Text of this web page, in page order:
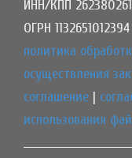
ИНН/КПП
ОГРН 1132651012394
политика
осуществления
соглашение |
использования